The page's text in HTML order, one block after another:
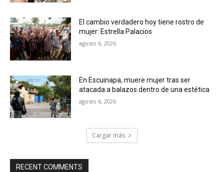
El cambio verdadero hoy tiene rostro de
mujer: Estrella Palacios
agosto 6, 2026
En Escuinapa, muere mujer tras ser
atacada a balazos dentro de una estética
agosto 6, 2026
Cargar más
RECENT COMMENTS